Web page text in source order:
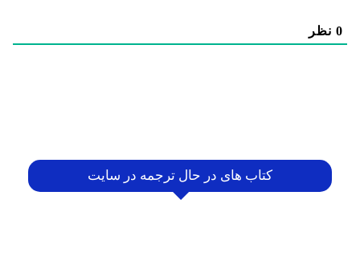
0 نظر
کتاب های در حال ترجمه در سایت